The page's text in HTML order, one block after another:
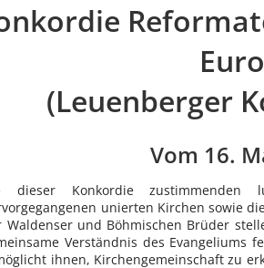
(Leuenberger
Vom 16.
dieser Konkordie zustimmenden
unierten Kirchen sowie
Waldenser und Böhmischen Brüder
Verständnis des Evangeliums
ihnen, Kirchengemeinschaft zu